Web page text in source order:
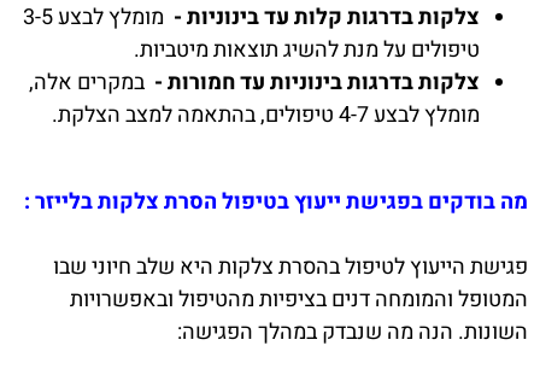
צלקות בדרגות קלות עד בינוניות -
מומלץ לבצע 3-5
טיפולים על מנת להשיג תוצאות מיטביות.
צלקות בדרגות בינוניות עד חמורות - במקרים אלה,
מומלץ לבצע 4-7 טיפולים, בהתאמה למצב הצלקת.
מה בודקים בפגישת ייעוץ בטיפול הסרת צלקות בלייזר :
פגישת הייעוץ לטיפול בהסרת צלקות היא שלב חיוני שבו
המטופל והמומחה דנים בציפיות מהטיפול ובאפשרויות
השונות. הנה מה שנבדק במהלך הפגישה: